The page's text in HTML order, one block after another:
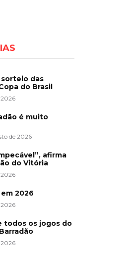
das
do Brasil
2026
é muito
de 2026
afirma
do Vitória
2026
2026
2026
todos os jogos do
2026